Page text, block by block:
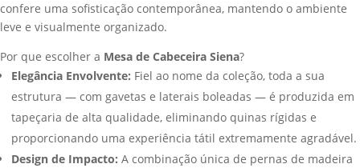
confere uma sofisticação contemporânea, mantendo o ambiente
leve e visualmente organizado.
Por que escolher a Mesa de Cabeceira Siena?
Elegância Envolvente: Fiel ao nome da coleção, toda a sua
estrutura — com gavetas e laterais boleadas — é produzida em
tapeçaria de alta qualidade, eliminando quinas rígidas e
proporcionando uma experiência tátil extremamente agradável.
Design de Impacto: A combinação única de pernas de madeira